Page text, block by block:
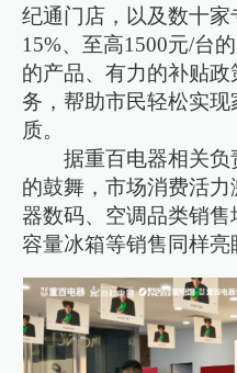
纪通门店，以及数十
15%、至高1500元/台
的产品、有力的补贴
务，帮助市民轻松实
质。
据重百电器相关
的鼓舞，市场消费活
器数码、空调品类销
容量冰箱等销售同样亮